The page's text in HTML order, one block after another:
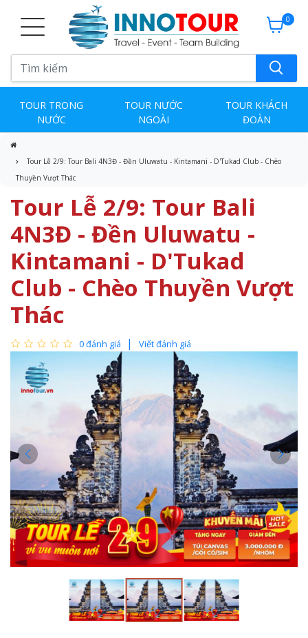
0
TOUR TRONG
NƯỚC
TOUR NƯỚC
NGOÀI
TOUR KHÁCH
ĐOÀN
Tour Lễ 2/9: Tour Bali 4N3Đ - Đền Uluwatu - Kintamani - D'Tukad Club - Chèo
Thuyền Vượt Thác
Tour Lễ 2/9: Tour Bali
4N3Đ - Đền Uluwatu -
Kintamani - D'Tukad
Club - Chèo Thuyền Vượt
Thác
0 đánh giá Viết đánh giá